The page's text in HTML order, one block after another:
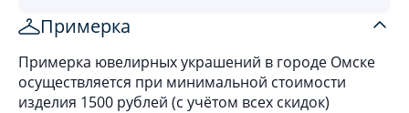
Примерка
Примерка ювелирных украшений в городе Омске
осуществляется при минимальной стоимости
изделия 1500 рублей (с учётом всех скидок)